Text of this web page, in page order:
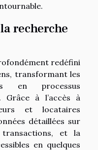
recherche
redéfini
transformant les
en processus
à l’accès à
et locataires
détaillées sur
et la
en quelques